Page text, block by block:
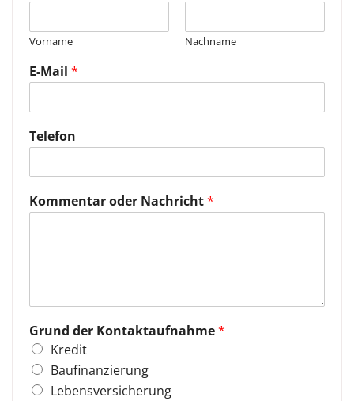
Vorname Nachname
E-Mail *
Telefon
Kommentar oder Nachricht*
Grund der Kontaktaufnahme*
Kredit
Baufinanzierung
Lebensversicherung